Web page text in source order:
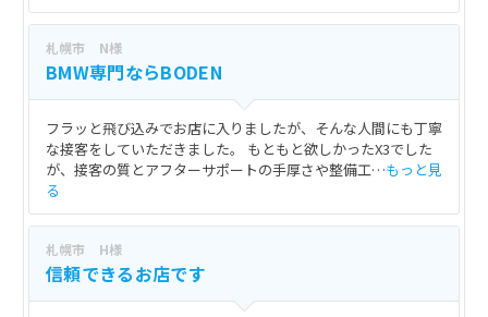
札幌市 N様
BMW専門ならBODEN
フラッと飛び込みでお店に入りましたが、そんな人間にも丁寧
な接客をしていただきました。 もともと欲しかったX3でした
が、接客の質とアフターサポートの手厚さや整備工…もっと見
る
札幌市 H様
信頼できるお店です